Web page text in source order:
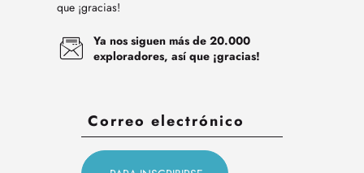
que ¡gracias!
Ya nos siguen más de 20.000
exploradores, así que ¡gracias!